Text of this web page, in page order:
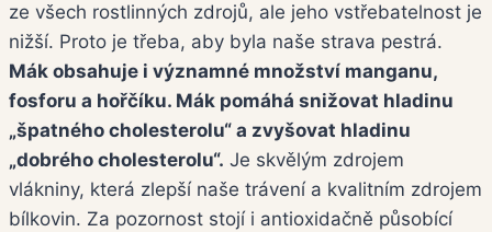
ze všech rostlinných zdrojů, ale jeho vstřebatelnost je
nižší. Proto je třeba, aby byla naše strava pestrá.
Mák obsahuje i významné množství manganu,
fosforu a hořčíku. Mák pomáhá snižovat hladinu
„špatného cholesterolu“ a zvyšovat hladinu
„dobrého cholesterolu“. Je skvělým zdrojem
vlákniny, která zlepší naše trávení a kvalitním zdrojem
bílkovin. Za pozornost stojí i antioxidačně působící